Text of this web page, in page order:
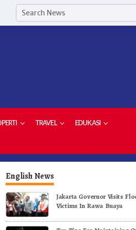
TRAVEL EDUKASI
Jalan Tingkat SD dan
Untuk Meriahkan HUT RI
English News
Jakarta Governor Visits
Victims In Rawa Buaya